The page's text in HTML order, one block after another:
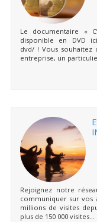
Le documentaire «
disponible en DVD
dvd/ ! Vous
entreprise, un
Rejoignez notre
communiquer sur vos
millions de visites
plus de 150 000 visites...